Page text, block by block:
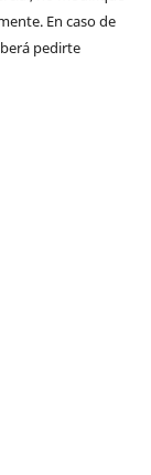
En caso de
pedirte